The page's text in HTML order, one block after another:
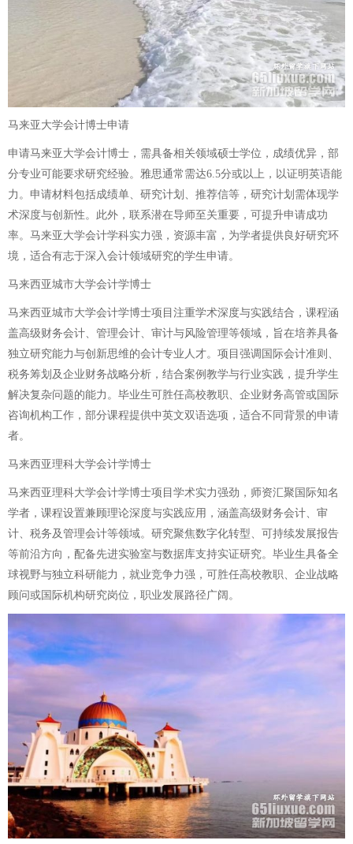
马来亚大学会计博士申请
申请马来亚大学会计博士，需具备相关领域硕士学位，成绩优异，部
分专业可能要求研究经验。雅思通常需达6.5分或以上，以证明英语能
力。申请材料包括成绩单、研究计划、推荐信等，研究计划需体现学
术深度与创新性。此外，联系潜在导师至关重要，可提升申请成功
率。马来亚大学会计学科实力强，资源丰富，为学者提供良好研究环
境，适合有志于深入会计领域研究的学生申请。
马来西亚城市大学会计学博士
马来西亚城市大学会计学博士项目注重学术深度与实践结合，课程涵
盖高级财务会计、管理会计、审计与风险管理等领域，旨在培养具备
独立研究能力与创新思维的会计专业人才。项目强调国际会计准则、
税务筹划及企业财务战略分析，结合案例教学与行业实践，提升学生
解决复杂问题的能力。毕业生可胜任高校教职、企业财务高管或国际
咨询机构工作，部分课程提供中英文双语选项，适合不同背景的申请
者。
马来西亚理科大学会计学博士
马来西亚理科大学会计学博士项目学术实力强劲，师资汇聚国际知名
学者，课程设置兼顾理论深度与实践应用，涵盖高级财务会计、审
计、税务及管理会计等领域。研究聚焦数字化转型、可持续发展报告
等前沿方向，配备先进实验室与数据库支持实证研究。毕业生具备全
球视野与独立科研能力，就业竞争力强，可胜任高校教职、企业战略
顾问或国际机构研究岗位，职业发展路径广阔。